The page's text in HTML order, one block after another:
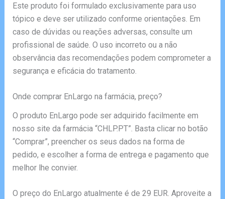
Este produto foi formulado exclusivamente para uso
tópico e deve ser utilizado conforme orientações. Em
caso de dúvidas ou reações adversas, consulte um
profissional de saúde. O uso incorreto ou a não
observância das recomendações podem comprometer a
segurança e eficácia do tratamento.
Onde comprar EnLargo na farmácia, preço?
O produto EnLargo pode ser adquirido facilmente em
nosso site da farmácia “CHLP.PT”. Basta clicar no botão
“Comprar”, preencher os seus dados na forma de
pedido, e escolher a forma de entrega e pagamento que
melhor lhe convier.
O preço do EnLargo atualmente é de 29 EUR. Aproveite a